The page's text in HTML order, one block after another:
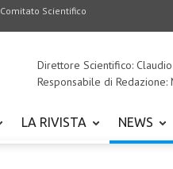
Comitato Scientifico
Direttore Scientifico:
Responsabile di Redazione:
LA RIVISTA NEWS